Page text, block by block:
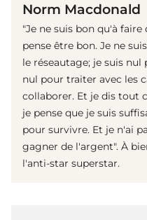
Norm Macdonald
"Je ne suis bon qu'à
pense être bon. Je ne
le réseautage; je suis
nul pour traiter avec les
collaborer. Et je dis tout
je pense que je suis
pour survivre. Et je n'ai
gagner de l'argent". À
l'anti-star superstar.